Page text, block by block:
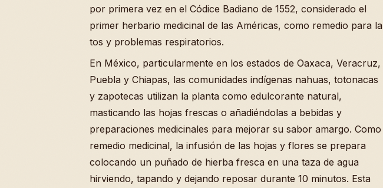
por primera vez en el Códice Badiano de 1552, considerado el
primer herbario medicinal de las Américas, como remedio para la
tos y problemas respiratorios.
En México, particularmente en los estados de Oaxaca, Veracruz,
Puebla y Chiapas, las comunidades indígenas nahuas, totonacas
y zapotecas utilizan la planta como edulcorante natural,
masticando las hojas frescas o añadiéndolas a bebidas y
preparaciones medicinales para mejorar su sabor amargo. Como
remedio medicinal, la infusión de las hojas y flores se prepara
colocando un puñado de hierba fresca en una taza de agua
hirviendo, tapando y dejando reposar durante 10 minutos. Esta